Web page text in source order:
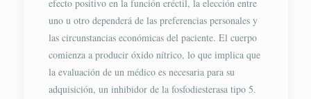
efecto positivo en la función eréctil, la elección entre
uno u otro dependerá de las preferencias personales y
las circunstancias económicas del paciente. El cuerpo
comienza a producir óxido nítrico, lo que implica que
la evaluación de un médico es necesaria para su
adquisición, un inhibidor de la fosfodiesterasa tipo 5.